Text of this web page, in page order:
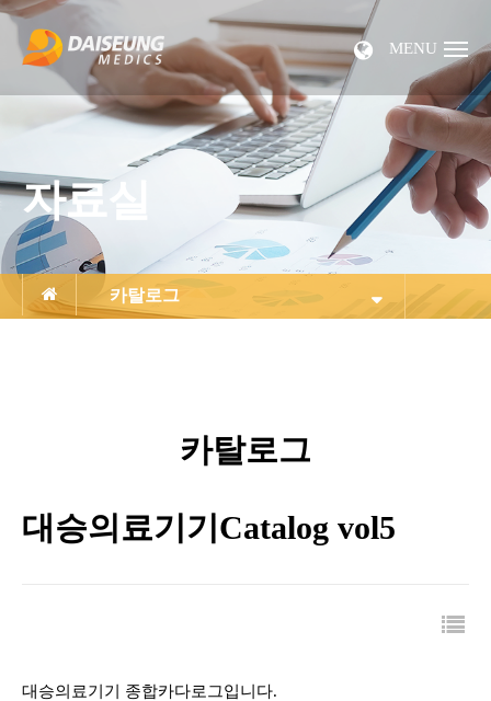
MENU
자료실
카탈로그
카탈로그
대승의료기기Catalog vol5
대승의료기기 종합카다로그입니다.